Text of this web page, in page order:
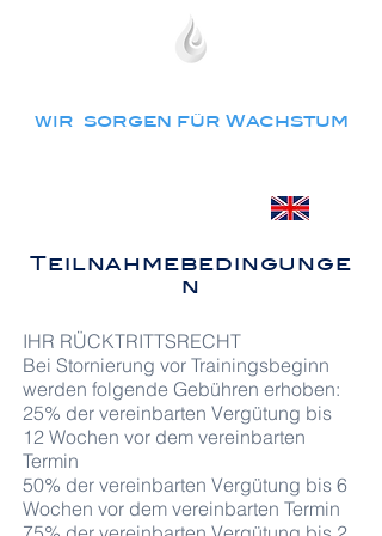
wir sorgen für Wachstum
Teilnahmebedingunge
n
IHR RÜCKTRITTSRECHT
Bei Stornierung vor Trainingsbeginn
werden folgende Gebühren erhoben:
25% der vereinbarten Vergütung bis
12 Wochen vor dem vereinbarten
Termin
50% der vereinbarten Vergütung bis 6
Wochen vor dem vereinbarten Termin